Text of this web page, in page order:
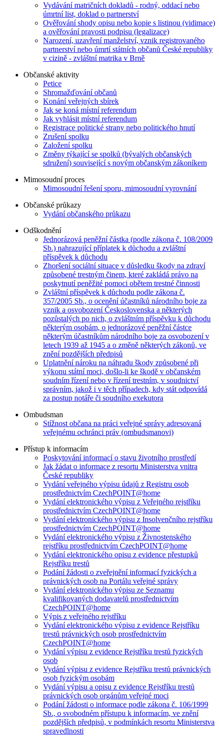
Vydávání matričních dokladů - rodný, oddací nebo
úmrtní list, doklad o partnerství
Ověřování shody opisu nebo kopie s listinou (vidimace)
a ověřování pravosti podpisu (legalizace)
Narození, uzavření manželství, vznik registrovaného
partnerství nebo úmrtí státních občanů České republiky
v cizině - zvláštní matrika v Brně
Občanské aktivity
Petice
Shromažďování občanů
Konání veřejných sbírek
Jak se koná místní referendum
Jak vyhlásit místní referendum
Registrace politické strany nebo politického hnutí
Zrušení spolku
Založení spolku
Změny týkající se spolků (bývalých občanských
sdružení) související s novým občanským zákoníkem
Mimosoudní proces
Mimosoudní řešení sporu, mimosoudní vyrovnání
Občanské průkazy
Vydání občanského průkazu
Odškodnění
Jednorázová peněžní částka (podle zákona č. 108/2009
Sb.) nahrazující příplatek k důchodu a zvláštní
příspěvek k důchodu
Zhoršení sociální situace v důsledku škody na zdraví
způsobené trestným činem, které zakládá právo na
poskytnutí peněžité pomoci obětem trestné činnosti
Zvláštní příspěvek k důchodu podle zákona č.
357/2005 Sb., o ocenění účastníků národního boje za
vznik a osvobození Československa a některých
pozůstalých po nich, o zvláštním příspěvku k důchodu
některým osobám, o jednorázové peněžní částce
některým účastníkům národního boje za osvobození v
letech 1939 až 1945 a o změně některých zákonů, ve
znění pozdějších předpisů
Uplatnění nároku na náhradu škody způsobené při
výkonu státní moci, došlo-li ke škodě v občanském
soudním řízení nebo v řízení trestním, v soudnictví
správním, jakož i v těch případech, kdy stát odpovídá
za postup notáře či soudního exekutora
Ombudsman
Stížnost občana na práci veřejné správy adresovaná
veřejnému ochránci práv (ombudsmanovi)
Přístup k informacím
Poskytování informací o stavu životního prostředí
Jak žádat o informace z resortu Ministerstva vnitra
České republiky
Vydání veřejného výpisu údajů z Registru osob
prostřednictvím CzechPOINT@home
Vydání elektronického výpisu z Veřejného rejstříku
prostřednictvím CzechPOINT@home
Vydání elektronického výpisu z Insolvenčního rejstříku
prostřednictvím CzechPOINT@home
Vydání elektronického výpisu z Živnostenského
rejstříku prostřednictvím CzechPOINT@home
Vydání elektronického opisu z evidence přestupků
Rejstříku trestů
Podání žádosti o zveřejnění informací fyzických a
právnických osob na Portálu veřejné správy
Vydání elektronického výpisu ze Seznamu
kvalifikovaných dodavatelů prostřednictvím
CzechPOINT@home
Výpis z veřejného rejstříku
Vydání elektronického výpisu z evidence Rejstříku
trestů právnických osob prostřednictvím
CzechPOINT@home
Vydání výpisu z evidence Rejstříku trestů fyzických
osob
Vydání výpisu z evidence Rejstříku trestů právnických
osob fyzickým osobám
Vydání výpisu a opisu z evidence Rejstříku trestů
právnických osob orgánům veřejné moci
Podání žádosti o informace podle zákona č. 106/1999
Sb., o svobodném přístupu k informacím, ve znění
pozdějších předpisů, v podmínkách resortu Ministerstva
spravedlnosti